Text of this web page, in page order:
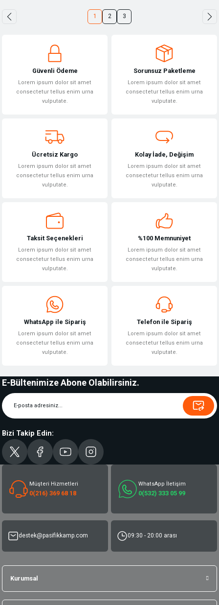
1 2 3
Güvenli Ödeme
Lorem ipsum dolor sit amet
consectetur tellus enim urna
vulputate.
Sorunsuz Paketleme
Lorem ipsum dolor sit amet
consectetur tellus enim urna
vulputate.
Ücretsiz Kargo
Lorem ipsum dolor sit amet
consectetur tellus enim urna
vulputate.
Kolay İade, Değişim
Lorem ipsum dolor sit amet
consectetur tellus enim urna
vulputate.
Taksit Seçenekleri
Lorem ipsum dolor sit amet
consectetur tellus enim urna
vulputate.
%100 Memnuniyet
Lorem ipsum dolor sit amet
consectetur tellus enim urna
vulputate.
WhatsApp ile Sipariş
Lorem ipsum dolor sit amet
consectetur tellus enim urna
vulputate.
Telefon ile Sipariş
Lorem ipsum dolor sit amet
consectetur tellus enim urna
vulputate.
E-Bültenimize Abone Olabilirsiniz.
Bizi Takip Edin:
Müşteri Hizmetleri
0(216) 369 68 18
WhatsApp İletişim
0(532) 333 05 99
destek@pasifikkamp.com 09:30 - 20:00 arası
Kurumsal